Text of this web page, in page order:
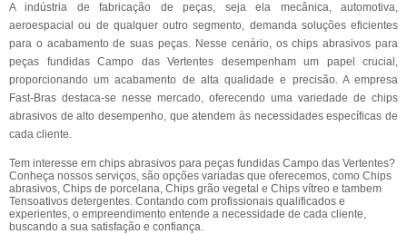
A indústria de fabricação de peças, seja ela mecânica, automotiva,
aeroespacial ou de qualquer outro segmento, demanda soluções eficientes
para o acabamento de suas peças. Nesse cenário, os chips abrasivos para
peças fundidas Campo das Vertentes desempenham um papel crucial,
proporcionando um acabamento de alta qualidade e precisão. A empresa
Fast-Bras destaca-se nesse mercado, oferecendo uma variedade de chips
abrasivos de alto desempenho, que atendem às necessidades específicas de
cada cliente.
Tem interesse em chips abrasivos para peças fundidas Campo das Vertentes?
Conheça nossos serviços, são opções variadas que oferecemos, como Chips
abrasivos, Chips de porcelana, Chips grão vegetal e Chips vítreo e tambem
Tensoativos detergentes. Contando com profissionais qualificados e
experientes, o empreendimento entende a necessidade de cada cliente,
buscando a sua satisfação e confiança.